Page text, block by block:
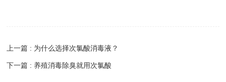
上一篇 : 为什么选择次氯酸消毒液？
下一篇 : 养殖消毒除臭就用次氯酸